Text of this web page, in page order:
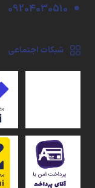
09204030510
شبکات اجتماعی